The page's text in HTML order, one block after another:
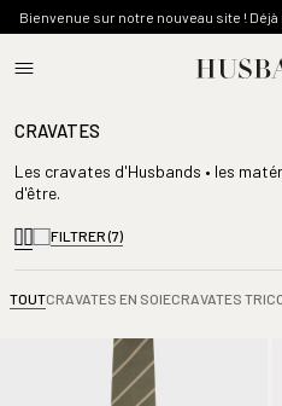
Bienvenue sur notre nouveau site !
CRAVATES
Les cravates d'Husbands • les
d'être.
FILTRER(7)
TOUTCRAVATES EN SOIECRAVATES